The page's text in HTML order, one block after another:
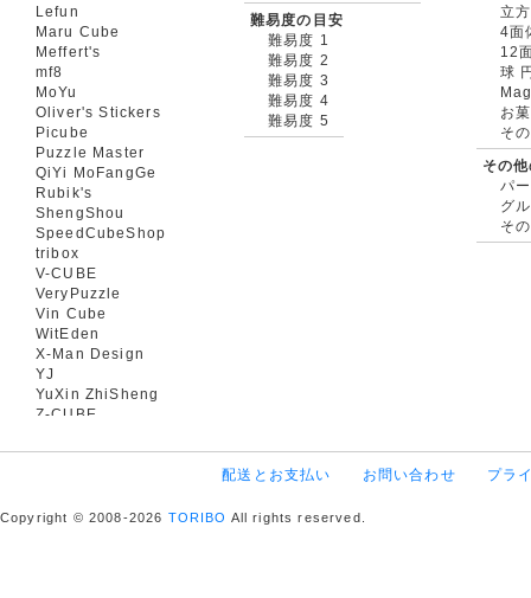
Lefun
Maru Cube
Meffert's
mf8
MoYu
Oliver's Stickers
Picube
Puzzle Master
QiYi MoFangGe
Rubik's
ShengShou
SpeedCubeShop
tribox
V-CUBE
VeryPuzzle
Vin Cube
WitEden
X-Man Design
YJ
YuXin ZhiSheng
Z-CUBE
難易度の目安
難易度 1
難易度 2
難易度 3
難易度 4
難易度 5
立
4面
12
球
お
そ
その
パ
グ
そ
配送とお支払い お問い合わせ プラ
Copyright © 2008-2026 TORIBO All rights reserved.